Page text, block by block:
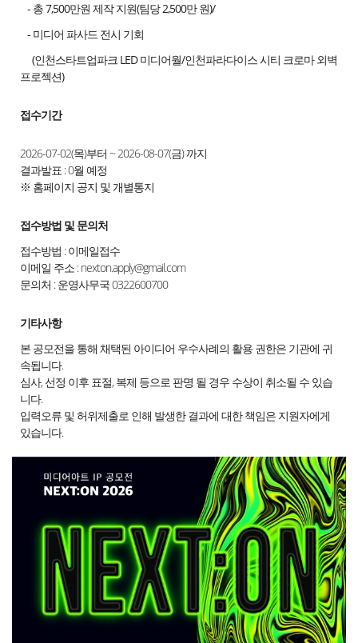
- 총 7,500만원 제작 지원(팀당 2,500만 원)/
- 미디어 파사드 전시 기회
(인천스타트업파크 LED 미디어월/인천파라다이스 시티 크로마 외벽
프로젝션)
접수기간
2026-07-02(목)부터 ~ 2026-08-07(금) 까지
결과발표 : 0월 예정
※ 홈페이지 공지 및 개별통지
접수방법 및 문의처
접수방법 : 이메일접수
이메일 주소 : nexton.apply@gmail.com
문의처 : 운영사무국 0322600700
기타사항
본 공모전을 통해 채택된 아이디어 우수사례의 활용 권한은 기관에 귀
속됩니다.
심사, 선정 이후 표절, 복제 등으로 판명 될 경우 수상이 취소될 수 있습
니다.
입력오류 및 허위제출로 인해 발생한 결과에 대한 책임은 지원자에게
있습니다.